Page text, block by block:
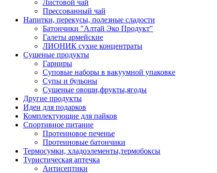
Листовой чай
Прессованный чай
Напитки, перекусы, полезные сладости
Батончики "Алтай Эко Продукт"
Галеты армейские
ЛИОНИК сухие концентраты
Сушеные продукты
Гарниры
Суповые наборы в вакуумной упаковке
Супы и бульоны
Сушеные овощи,фрукты,ягоды
Другие продукты
Идеи для подарков
Комплектующие для пайков
Спортивное питание
Протеиновое печенье
Протеиновые батончики
Термосумки, хладоэлементы,термобоксы
Туристическая аптечка
Антисептики